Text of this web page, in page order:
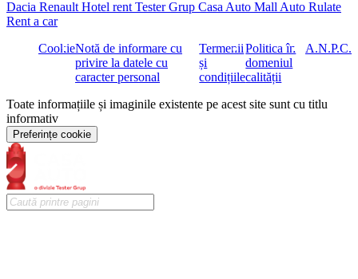
| 70B | Vesta reflectorizanta pentru sofer | 0,00
| 894 | Lumina ambientala | 0,00
publica, 11kW, 5 metri, drept | 0,00
| P29 | Linie AMG interior | 0,00
| | 891 | Lumina ambientala | 0,00
0,00
| | U26 | Covorase cu inscriptie AMG | 0,00
| | U34 | Partea superioara a bordului si a portierelor imbracate in
piele neagra cu aspect Nappa | 0,00
| P31 | Linie AMG Exterior | 0,00
| | 5U4 | Grila radiator model Mercedes-Benz | 0,00
| | 772 | Pachet AMG Styling | 0,00
| | RSK | Jante AMG din aliaj 45.7 cm (18"), design 5 spite | 0,00
Dacia Renault Hotel rent Tester Grup Casa Auto Mall Auto Rulate
Rent a car
CookieNotă de informare cu
privire la datele cu
caracter personal
Termenii
și
condițiile
Politica în
domeniul
calității
A.N.P.C.
Toate informațiile și imaginile existente pe acest site sunt cu titlu
informativ
Preferințe cookie